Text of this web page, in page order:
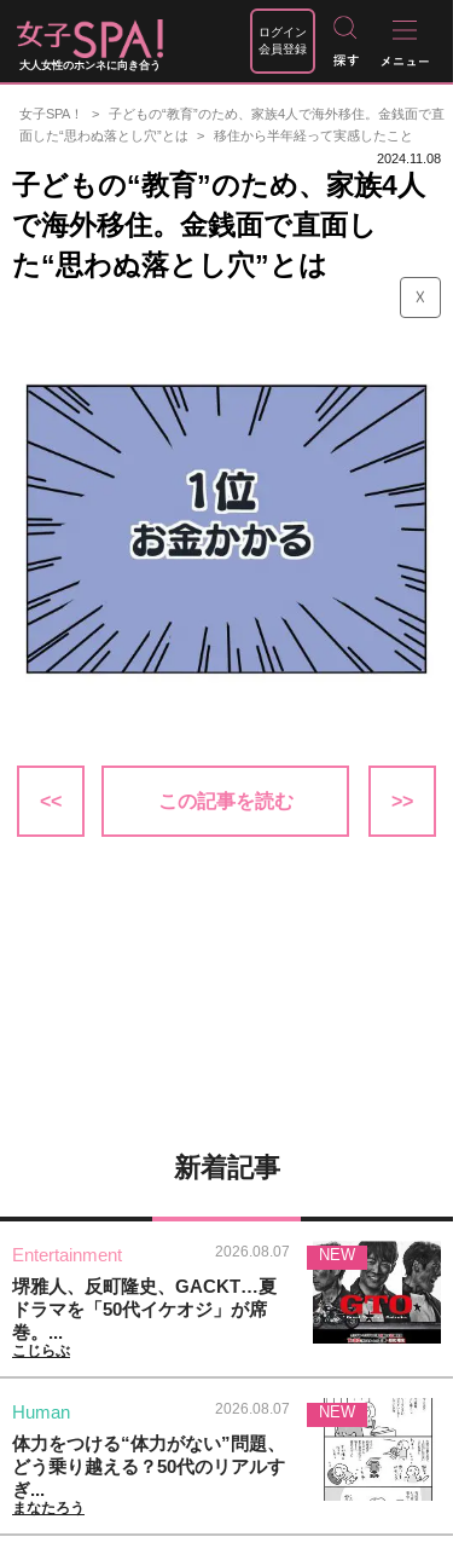
大人女性のホンネに向き合う
ログイン
会員登録
女子SPA！
子どもの“教育”のため、家族4人で海外移住。金銭面で直
面した“思わぬ落とし穴”とは
移住から半年経って実感したこと
2024.11.08
子どもの“教育”のため、家族4人
で海外移住。金銭面で直面し
た“思わぬ落とし穴”とは
☓
<< この記事を読む >>
新着記事
Entertainment 2026.08.07
堺雅人、反町隆史、GACKT…夏
ドラマを「50代イケオジ」が席
巻。...
こじらぶ
NEW
Human 2026.08.07
体力をつける“体力がない”問題、
どう乗り越える？50代のリアルす
ぎ...
まなたろう
NEW